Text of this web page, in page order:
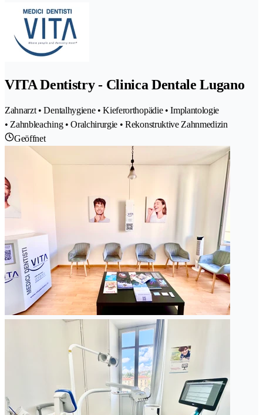
VITA Dentistry - Clinica Dentale Lugano
Zahnarzt • Dentalhygiene • Kieferorthopädie • Implantologie
• Zahnbleaching • Oralchirurgie • Rekonstruktive Zahnmedizin
Geöffnet